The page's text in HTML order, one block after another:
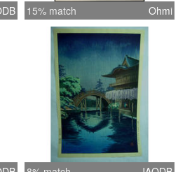
15% match Ohmi